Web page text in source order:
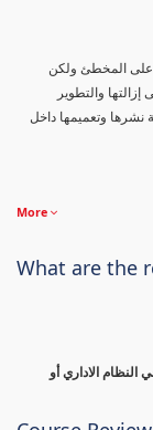
على المخطئ ولكن
والتطوير
نشرها وتعميمها داخل
More
What are the
الاداري أو